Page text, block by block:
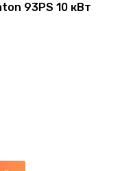
93PS 10 кВт